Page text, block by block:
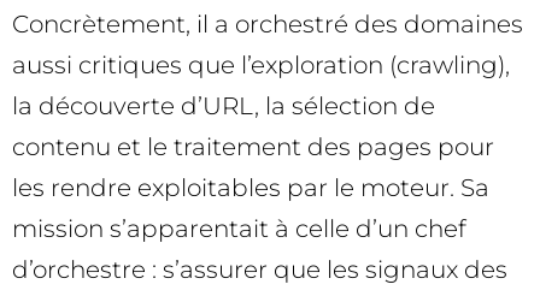
Concrètement, il a orchestré des domaines
aussi critiques que l’exploration (crawling),
la découverte d’URL, la sélection de
contenu et le traitement des pages pour
les rendre exploitables par le moteur. Sa
mission s’apparentait à celle d’un chef
d’orchestre : s’assurer que les signaux des